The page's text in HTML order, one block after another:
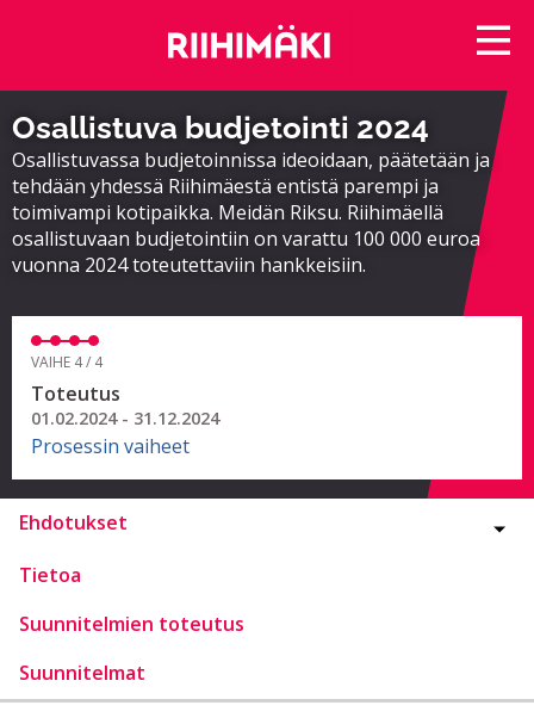
Osallistuva budjetointi 2024
Osallistuvassa budjetoinnissa ideoidaan, päätetään ja
tehdään yhdessä Riihimäestä entistä parempi ja
toimivampi kotipaikka. Meidän Riksu. Riihimäellä
osallistuvaan budjetointiin on varattu 100 000 euroa
vuonna 2024 toteutettaviin hankkeisiin.
VAIHE 4 / 4
Toteutus
01.02.2024 - 31.12.2024
Prosessin vaiheet
Ehdotukset
Tietoa
Suunnitelmien toteutus
Suunnitelmat